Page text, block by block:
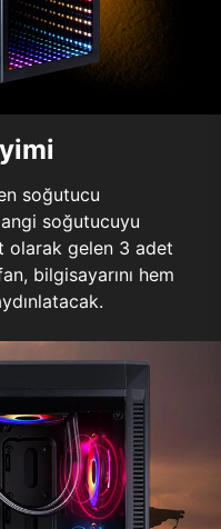
soğutucu
soğutucuyu
olarak gelen 3 adet
bilgisayarını hem